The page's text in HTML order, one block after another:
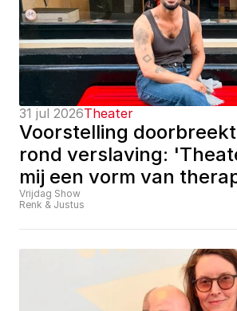
31 jul 2026Theater
Voorstelling
rond verslaving:
mij een vorm van
Vrijdag Show
Renk & Justus